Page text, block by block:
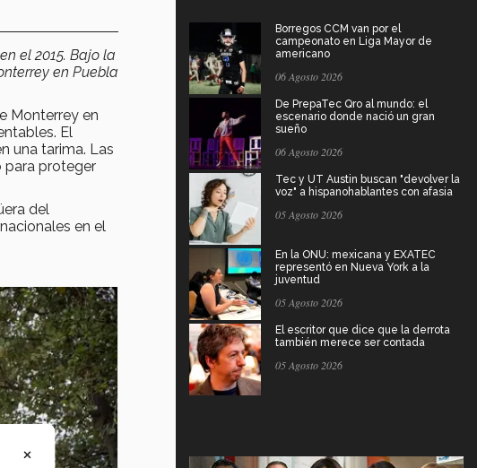
el 2015. Bajo la
en Puebla
Monterrey en
El
una tarima. Las
para proteger
del
en el
Borregos CCM van por el
campeonato en Liga Mayor de
americano
06 Agosto 2026
De PrepaTec Qro al mundo: el
escenario donde nació un gran
sueño
06 Agosto 2026
Tec y UT Austin buscan "devolver la
voz" a hispanohablantes con afasia
05 Agosto 2026
En la ONU: mexicana y EXATEC
representó en Nueva York a la
juventud
05 Agosto 2026
El escritor que dice que la derrota
también merece ser contada
05 Agosto 2026
×